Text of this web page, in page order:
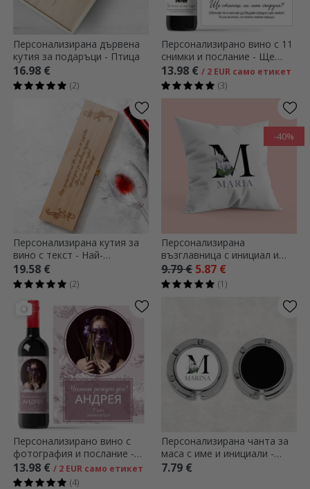
Персонализирана дървена
кутия за подаръци - Птица
16.98 €
(2)
Персонализирано вино с 11
снимки и послание - Ще
бъдеш ли моя съпруга?
13.98 € / 2 EUR само етикет
(3)
Персонализирана кутия за
вино с текст - Най-
красивите мисли
19.58 €
(2)
-40%
Персонализирана
възглавница с инициал и
име
9.79 € 5.87 €
(1)
Персонализирано вино с
фотография и послание -
Имен ден
13.98 € / 2 EUR само етикет
(4)
Персонализирана чанта за
маса с име и инициали -
Цветя
7.79 €